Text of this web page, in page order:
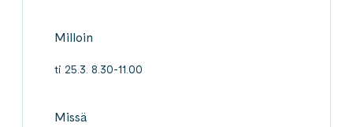
Milloin
ti 25.3. 8.30-11.00
Missä